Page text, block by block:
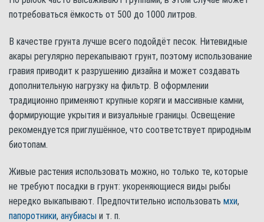
потребоваться ёмкость от 500 до 1000 литров.
В качестве грунта лучше всего подойдёт песок. Нитевидные
акары регулярно перекапывают грунт, поэтому использование
гравия приводит к разрушению дизайна и может создавать
дополнительную нагрузку на фильтр. В оформлении
традиционно применяют крупные коряги и массивные камни,
формирующие укрытия и визуальные границы. Освещение
рекомендуется приглушённое, что соответствует природным
биотопам.
Живые растения использовать можно, но только те, которые
не требуют посадки в грунт: укореняющиеся виды рыбы
нередко выкапывают. Предпочтительно использовать мхи,
папоротники, анубиасы и т. п.